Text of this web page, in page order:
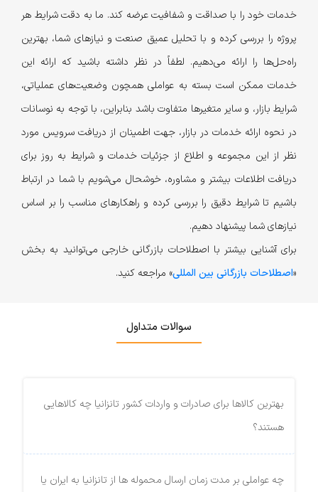
خدمات خود را با صداقت و شفافیت عرضه کند. ما به دقت شرایط هر
پروژه را بررسی کرده و با تحلیل عمیق صنعت و نیازهای شما، بهترین
راه‌حل‌ها را ارائه می‌دهیم. لطفاً در نظر داشته باشید که ارائه این
خدمات ممکن است بسته به عواملی همچون وضعیت‌های عملیاتی،
شرایط بازار، و سایر متغیرها متفاوت باشد بنابراین، با توجه به نوسانات
در نحوه ارائه خدمات در بازار، جهت اطمینان از دریافت سرویس مورد
نظر از این مجموعه و اطلاع از جزئیات خدمات و شرایط به روز برای
دریافت اطلاعات بیشتر و مشاوره، خوشحال می‌شویم با شما در ارتباط
باشیم تا شرایط دقیق را بررسی کرده و راهکارهای مناسب را بر اساس
نیازهای شما پیشنهاد دهیم.
برای آشنایی بیشتر با اصطلاحات بازرگانی خارجی می‌توانید به بخش
«اصطلاحات بازرگانی بین المللی» مراجعه کنید.
سوالات متداول
بهترین کالاها برای صادرات و واردات کشور تانزانیا چه کالاهایی
هستند؟
چه عواملی بر مدت زمان ارسال محموله ها از تانزانیا به ایران یا